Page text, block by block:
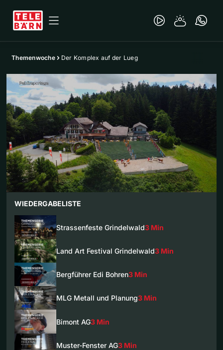
Themenwoche Der Komplex auf der Lueg
WIEDERGABELISTE
Strassenfeste Grindelwald3 Min
Land Art Festival Grindelwald3 Min
Bergführer Edi Bohren3 Min
MLG Metall und Planung3 Min
Bimont AG3 Min
Muster-Fenster AG3 Min